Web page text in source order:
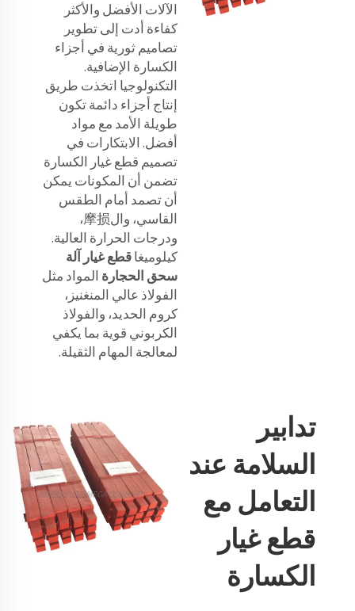
الآلات الأفضل والأكثر
كفاءة أدت إلى تطوير
تصاميم ثورية في أجزاء
الكسارة الإضافية.
التكنولوجيا اتخذت طريق
إنتاج أجزاء دائمة تكون
طويلة الأمد مع مواد
أفضل. الابتكارات في
تصميم قطع غيار الكسارة
تضمن أن المكونات يمكن
أن تصمد أمام الطقس
القاسي، وال摩损،
ودرجات الحرارة العالية.
كيلوميغاقطع غيار آلة
سحق الحجارة المواد مثل
الفولاذ عالي المنغنيز،
كروم الحديد، والفولاذ
الكربوني قوية بما يكفي
لمعالجة المهام الثقيلة.
تدابير
السلامة عند
التعامل مع
قطع غيار
الكسارة